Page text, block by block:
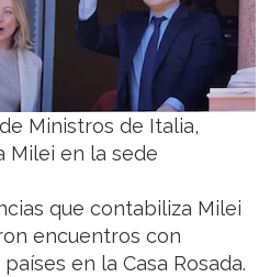
Ministros de Italia,
Milei en la sede
que contabiliza Milei
encuentros con
en la Casa Rosada.